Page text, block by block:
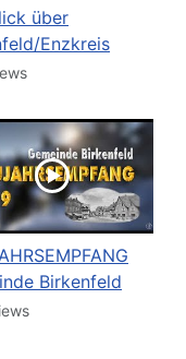
über
Enzkreis
Birkenfeld